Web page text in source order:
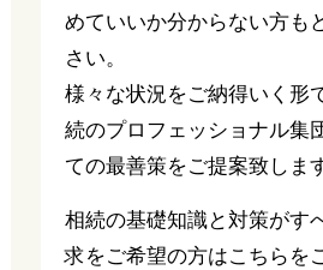
めていいか分からない方も
さい。
様々な状況をご納得いく形
続のプロフェッショナル集
ての最善策をご提案致しま
相続の基礎知識と対策がす
求をご希望の方はこちらを